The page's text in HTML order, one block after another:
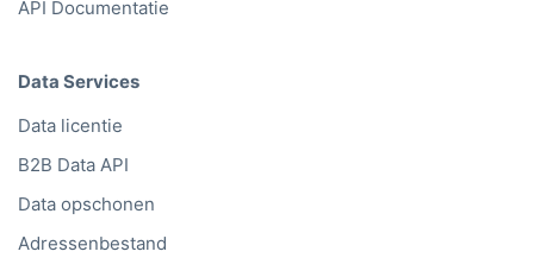
API Documentatie
Data Services
Data licentie
B2B Data API
Data opschonen
Adressenbestand